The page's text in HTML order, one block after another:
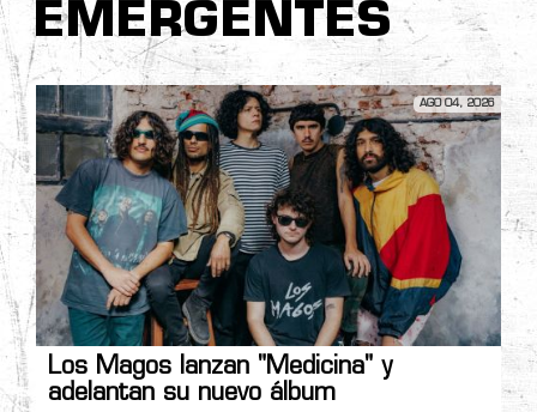
EMERGENTES
AGO 04, 2026
Los Magos lanzan "Medicina" y
adelantan su nuevo álbum